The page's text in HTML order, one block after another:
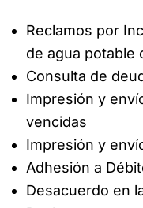
Reclamos por
de agua potable
Consulta de
Impresión y
vencidas
Impresión y
Adhesión a
Desacuerdo en